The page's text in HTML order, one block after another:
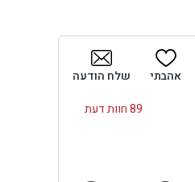
89 חוות דעת
אהבתי שלח הודעה